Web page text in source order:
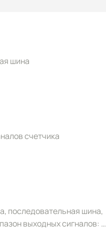
шина
счетчика
последовательная шина,
выходных сигналов: 0